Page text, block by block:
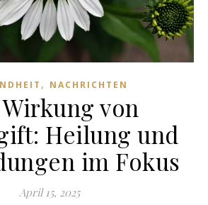
, NACHRICHTEN
von
Heilung und
im Fokus
April 15, 2025